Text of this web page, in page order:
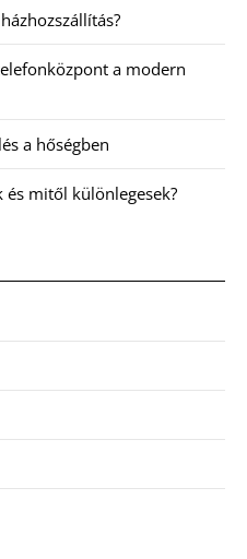
a modern
a hőségben
mitől különlegesek?